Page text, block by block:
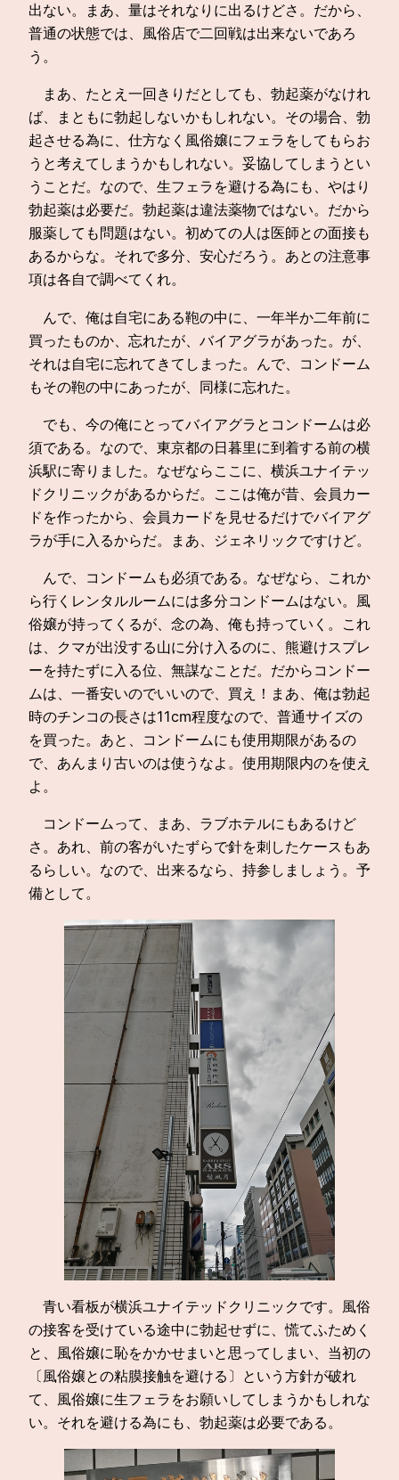
出ない。まあ、量はそれなりに出るけどさ。だから、
普通の状態では、風俗店で二回戦は出来ないであろ
う。
まあ、たとえ一回きりだとしても、勃起薬がなけれ
ば、まともに勃起しないかもしれない。その場合、勃
起させる為に、仕方なく風俗嬢にフェラをしてもらお
うと考えてしまうかもしれない。妥協してしまうとい
うことだ。なので、生フェラを避ける為にも、やはり
勃起薬は必要だ。勃起薬は違法薬物ではない。だから
服薬しても問題はない。初めての人は医師との面接も
あるからな。それで多分、安心だろう。あとの注意事
項は各自で調べてくれ。
んで、俺は自宅にある鞄の中に、一年半か二年前に
買ったものか、忘れたが、バイアグラがあった。が、
それは自宅に忘れてきてしまった。んで、コンドーム
もその鞄の中にあったが、同様に忘れた。
でも、今の俺にとってバイアグラとコンドームは必
須である。なので、東京都の日暮里に到着する前の横
浜駅に寄りました。なぜならここに、横浜ユナイテッ
ドクリニックがあるからだ。ここは俺が昔、会員カー
ドを作ったから、会員カードを見せるだけでバイアグ
ラが手に入るからだ。まあ、ジェネリックですけど。
んで、コンドームも必須である。なぜなら、これか
ら行くレンタルルームには多分コンドームはない。風
俗嬢が持ってくるが、念の為、俺も持っていく。これ
は、クマが出没する山に分け入るのに、熊避けスプレ
ーを持たずに入る位、無謀なことだ。だからコンドー
ムは、一番安いのでいいので、買え！まあ、俺は勃起
時のチンコの長さは11cm程度なので、普通サイズの
を買った。あと、コンドームにも使用期限があるの
で、あんまり古いのは使うなよ。使用期限内のを使え
よ。
コンドームって、まあ、ラブホテルにもあるけど
さ。あれ、前の客がいたずらで針を刺したケースもあ
るらしい。なので、出来るなら、持参しましょう。予
備として。
青い看板が横浜ユナイテッドクリニックです。風俗
の接客を受けている途中に勃起せずに、慌てふためく
と、風俗嬢に恥をかかせまいと思ってしまい、当初の
〔風俗嬢との粘膜接触を避ける〕という方針が破れ
て、風俗嬢に生フェラをお願いしてしまうかもしれな
い。それを避ける為にも、勃起薬は必要である。